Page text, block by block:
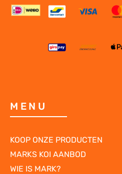
MENU
KOOP ONZE PRODUCTEN
MARKS KOI AANBOD
WIE IS MARK?